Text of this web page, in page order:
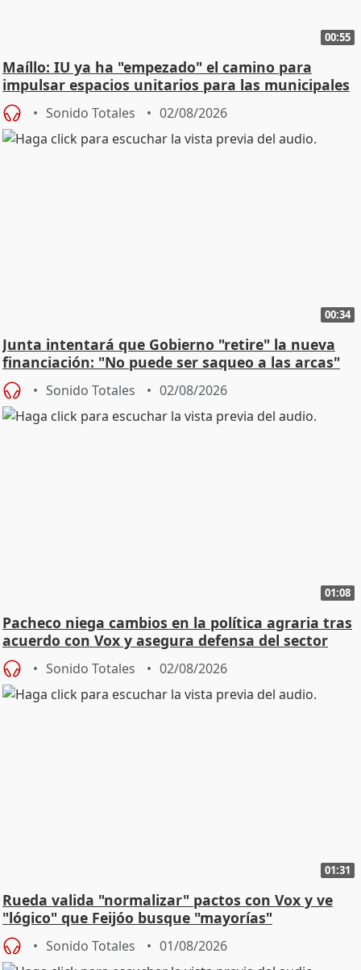
00:55
Maíllo: IU ya ha "empezado" el camino para
impulsar espacios unitarios para las municipales
Sonido Totales 02/08/2026
00:34
Junta intentará que Gobierno "retire" la nueva
financiación: "No puede ser saqueo a las arcas"
Sonido Totales 02/08/2026
01:08
Pacheco niega cambios en la política agraria tras
acuerdo con Vox y asegura defensa del sector
Sonido Totales 02/08/2026
01:31
Rueda valida "normalizar" pactos con Vox y ve
"lógico" que Feijóo busque "mayorías"
Sonido Totales 01/08/2026